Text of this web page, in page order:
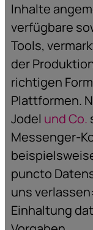
Inhalte
verfügbare
Tools,
der
richtigen
Plattformen.
Jodel und Co.
Messenger-
puncto
uns
Einhaltung